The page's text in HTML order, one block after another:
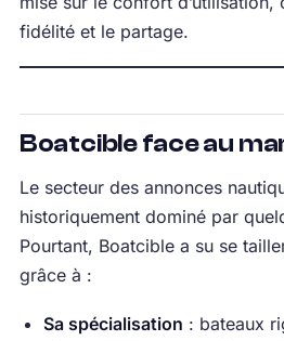
fidélité et le partage.
Boatcible face au
Le secteur des annonces
historiquement dominé par
Pourtant, Boatcible a su se
grâce à :
Sa spécialisation : bateaux